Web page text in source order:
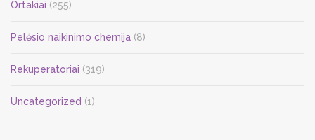
Ortakiai (255)
Pelėsio naikinimo chemija (8)
Rekuperatoriai (319)
Uncategorized (1)